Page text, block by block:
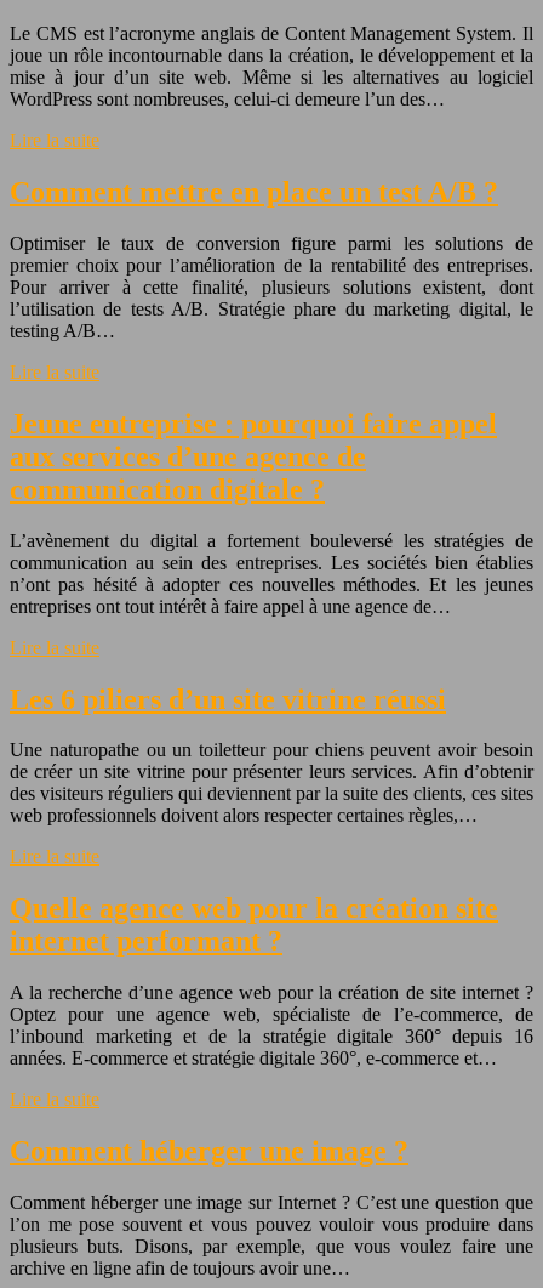
Le CMS est l’acronyme anglais de Content Management System. Il
joue un rôle incontournable dans la création, le développement et la
mise à jour d’un site web. Même si les alternatives au logiciel
WordPress sont nombreuses, celui-ci demeure l’un des…
Lire la suite
Comment mettre en place un test A/B ?
Optimiser le taux de conversion figure parmi les solutions de
premier choix pour l’amélioration de la rentabilité des entreprises.
Pour arriver à cette finalité, plusieurs solutions existent, dont
l’utilisation de tests A/B. Stratégie phare du marketing digital, le
testing A/B…
Lire la suite
Jeune entreprise : pourquoi faire appel
aux services d’une agence de
communication digitale ?
L’avènement du digital a fortement bouleversé les stratégies de
communication au sein des entreprises. Les sociétés bien établies
n’ont pas hésité à adopter ces nouvelles méthodes. Et les jeunes
entreprises ont tout intérêt à faire appel à une agence de…
Lire la suite
Les 6 piliers d’un site vitrine réussi
Une naturopathe ou un toiletteur pour chiens peuvent avoir besoin
de créer un site vitrine pour présenter leurs services. Afin d’obtenir
des visiteurs réguliers qui deviennent par la suite des clients, ces sites
web professionnels doivent alors respecter certaines règles,…
Lire la suite
Quelle agence web pour la création site
internet performant ?
A la recherche d’une agence web pour la création de site internet ?
Optez pour une agence web, spécialiste de l’e-commerce, de
l’inbound marketing et de la stratégie digitale 360° depuis 16
années. E-commerce et stratégie digitale 360°, e-commerce et…
Lire la suite
Comment héberger une image ?
Comment héberger une image sur Internet ? C’est une question que
l’on me pose souvent et vous pouvez vouloir vous produire dans
plusieurs buts. Disons, par exemple, que vous voulez faire une
archive en ligne afin de toujours avoir une…